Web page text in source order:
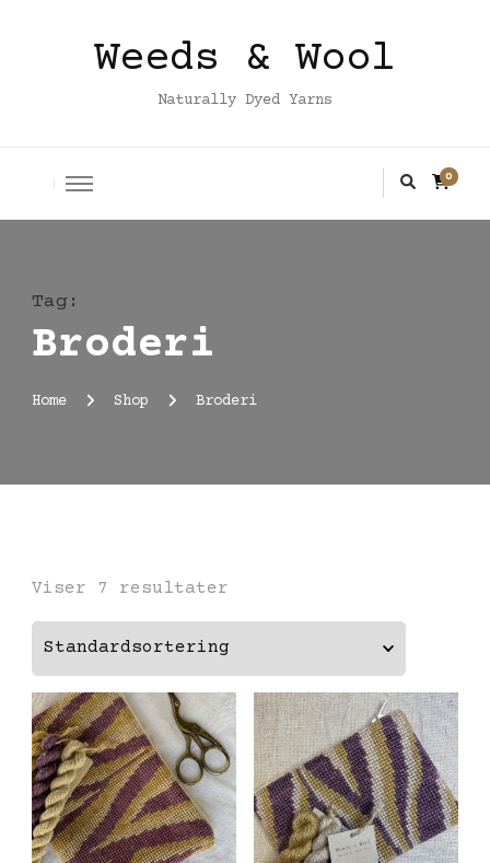
Weeds & Wool
Naturally Dyed Yarns
0
Tag :
Broderi
Home Shop Broderi
Viser 7 resultater